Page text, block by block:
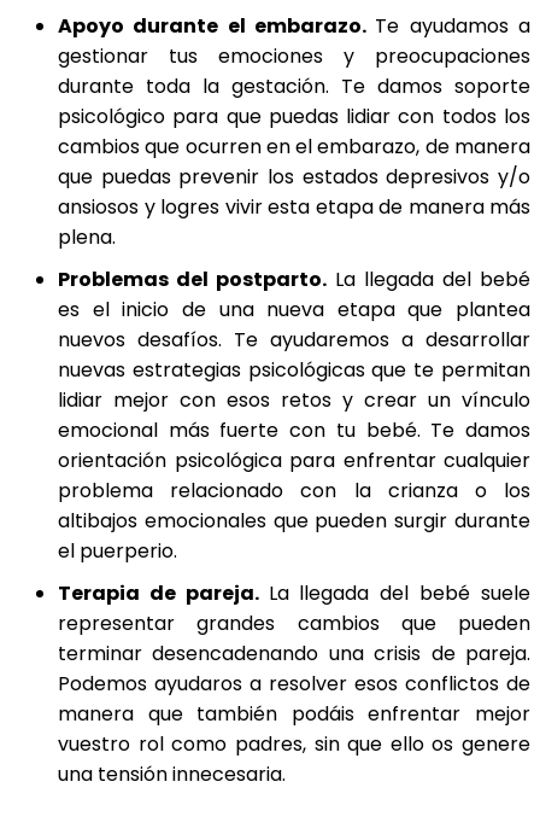
Apoyo durante el embarazo. Te ayudamos a
gestionar tus emociones y preocupaciones
durante toda la gestación. Te damos soporte
psicológico para que puedas lidiar con todos los
cambios que ocurren en el embarazo, de manera
que puedas prevenir los estados depresivos y/o
ansiosos y logres vivir esta etapa de manera más
plena.
Problemas del postparto. La llegada del bebé
es el inicio de una nueva etapa que plantea
nuevos desafíos. Te ayudaremos a desarrollar
nuevas estrategias psicológicas que te permitan
lidiar mejor con esos retos y crear un vínculo
emocional más fuerte con tu bebé. Te damos
orientación psicológica para enfrentar cualquier
problema relacionado con la crianza o los
altibajos emocionales que pueden surgir durante
el puerperio.
Terapia de pareja. La llegada del bebé suele
representar grandes cambios que pueden
terminar desencadenando una crisis de pareja.
Podemos ayudaros a resolver esos conflictos de
manera que también podáis enfrentar mejor
vuestro rol como padres, sin que ello os genere
una tensión innecesaria.